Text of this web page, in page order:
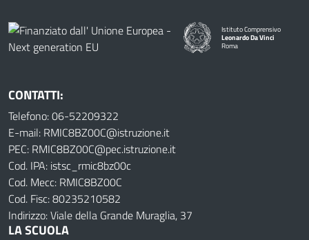
Istituto Comprensivo
Leonardo Da Vinci
Roma
CONTATTI:
Telefono: 06-52209322
E-mail: RMIC8BZ00C@istruzione.it
PEC: RMIC8BZ00C@pec.istruzione.it
Cod. IPA: istsc_rmic8bz00c
Cod. Mecc: RMIC8BZ00C
Cod. Fisc: 80235210582
Indirizzo: Viale della Grande Muraglia, 37
LA SCUOLA